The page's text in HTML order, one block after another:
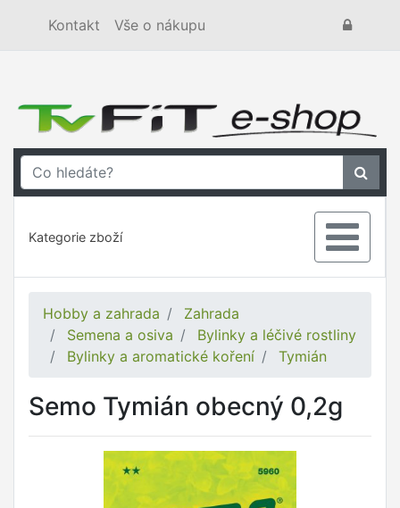
Kontakt Vše o nákupu
Kategorie zboží
Hobby a zahrada
Zahrada
Semena a osiva
Bylinky a léčivé rostliny
Bylinky a aromatické koření
Tymián
Semo Tymián obecný 0,2g